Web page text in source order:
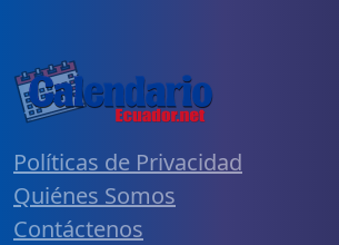
Políticas de Privacidad
Quiénes Somos
Contáctenos